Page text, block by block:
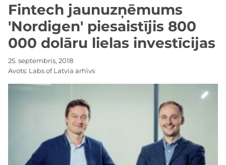
Fintech jaunuzņēmums
'Nordigen' piesaistījis 800
000 dolāru lielas investīcijas
25. septembris, 2018
Avots: Labs of Latvia arhīvs